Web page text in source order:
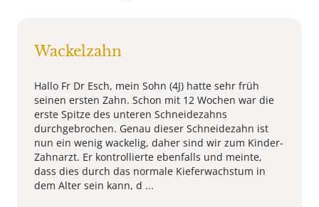
Wackelzahn
Hallo Fr Dr Esch, mein Sohn (4J) hatte sehr früh
seinen ersten Zahn. Schon mit 12 Wochen war die
erste Spitze des unteren Schneidezahns
durchgebrochen. Genau dieser Schneidezahn ist
nun ein wenig wackelig, daher sind wir zum Kinder-
Zahnarzt. Er kontrollierte ebenfalls und meinte,
dass dies durch das normale Kieferwachstum in
dem Alter sein kann, d ...